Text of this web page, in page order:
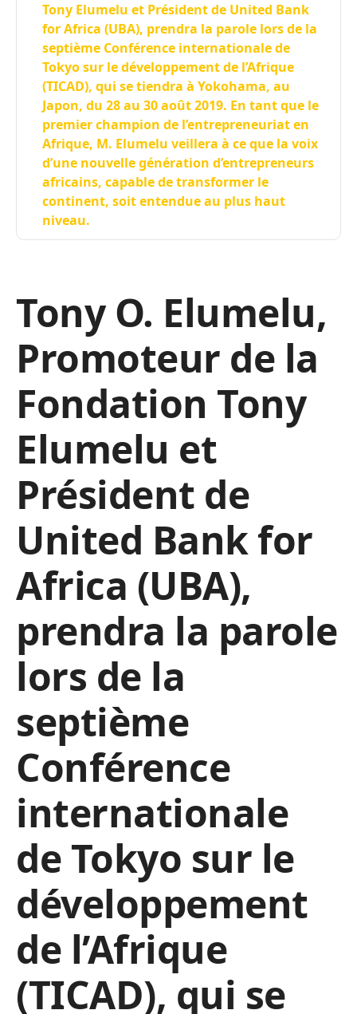
Tony Elumelu et Président de United Bank
for Africa (UBA), prendra la parole lors de la
septième Conférence internationale de
Tokyo sur le développement de l’Afrique
(TICAD), qui se tiendra à Yokohama, au
Japon, du 28 au 30 août 2019. En tant que le
premier champion de l’entrepreneuriat en
Afrique, M. Elumelu veillera à ce que la voix
d’une nouvelle génération d’entrepreneurs
africains, capable de transformer le
continent, soit entendue au plus haut
niveau.
Tony O. Elumelu,
Promoteur de la
Fondation Tony
Elumelu et
Président de
United Bank for
Africa (UBA),
prendra la parole
lors de la
septième
Conférence
internationale
de Tokyo sur le
développement
de l’Afrique
(TICAD), qui se